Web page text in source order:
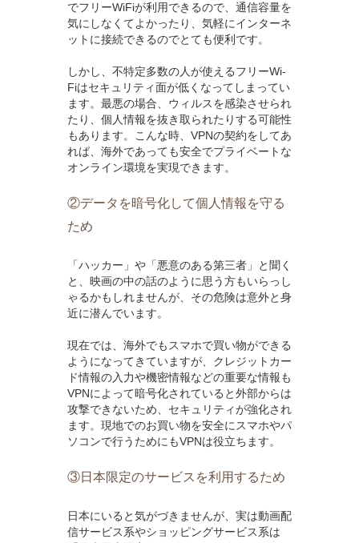
でフリーWiFiが利用できるので、通信容量を
気にしなくてよかったり、気軽にインターネ
ットに接続できるのでとても便利です。
しかし、不特定多数の人が使えるフリーWi-
Fiはセキュリティ面が低くなってしまってい
ます。最悪の場合、ウィルスを感染させられ
たり、個人情報を抜き取られたりする可能性
もあります。こんな時、VPNの契約をしてあ
れば、海外であっても安全でプライベートな
オンライン環境を実現できます。
②データを暗号化して個人情報を守る
ため
「ハッカー」や「悪意のある第三者」と聞く
と、映画の中の話のように思う方もいらっし
ゃるかもしれませんが、その危険は意外と身
近に潜んでいます。
現在では、海外でもスマホで買い物ができる
ようになってきていますが、クレジットカー
ド情報の入力や機密情報などの重要な情報も
VPNによって暗号化されていると外部からは
攻撃できないため、セキュリティが強化され
ます。現地でのお買い物を安全にスマホやパ
ソコンで行うためにもVPNは役立ちます。
③日本限定のサービスを利用するため
日本にいると気がづきませんが、実は動画配
信サービス系やショッピングサービス系は